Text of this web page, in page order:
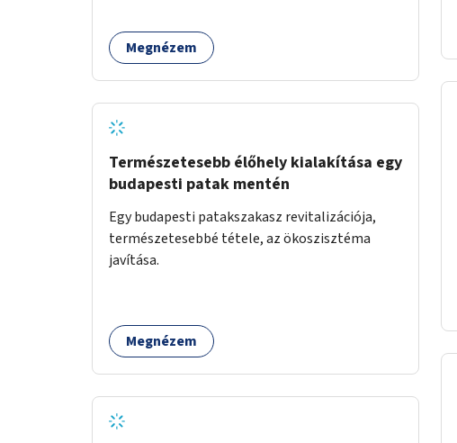
Megnézem
Természetesebb élőhely kialakítása egy
budapesti patak mentén
Egy budapesti patakszakasz revitalizációja,
természetesebbé tétele, az ökoszisztéma
javítása.
Megnézem